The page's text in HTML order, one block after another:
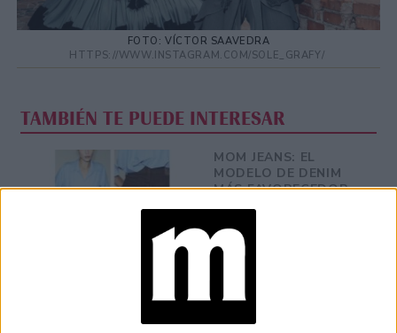
FOTO: VÍCTOR SAAVEDRA
HTTPS://WWW.INSTAGRAM.COM/SOLE_GRAFY/
TAMBIÉN TE PUEDE INTERESAR
MOM JEANS: EL
MODELO DE DENIM
MÁS FAVORECEDOR
Y QUE NUNCA PASA
CUANDO LA MODA
ENCUENTRA CON LA